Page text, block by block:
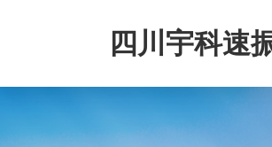
四川宇科速
公司